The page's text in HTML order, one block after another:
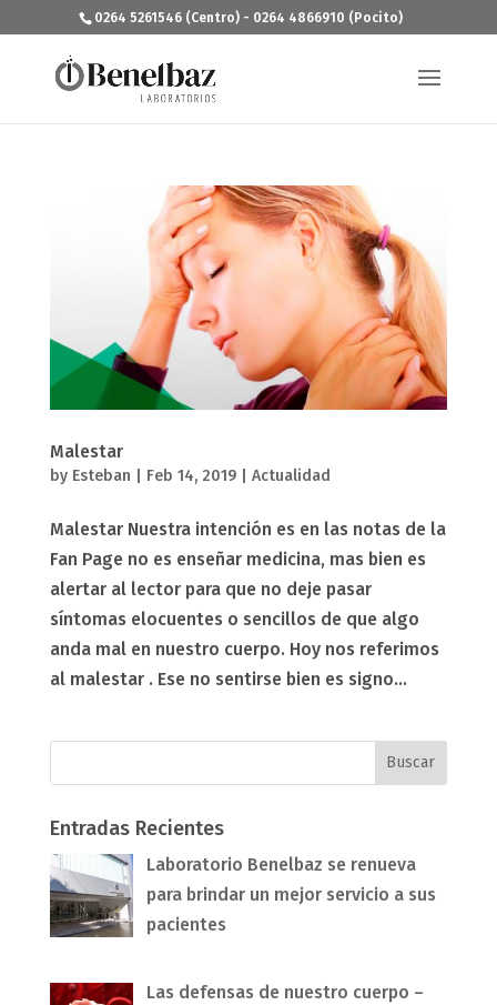
0264 5261546 (Centro) - 0264 4866910 (Pocito)
Malestar
by Esteban Feb 14, 2019| Actualidad
Malestar Nuestra intención es en las notas de la
Fan Page no es enseñar medicina, mas bien es
alertar al lector para que no deje pasar
síntomas elocuentes o sencillos de que algo
anda mal en nuestro cuerpo. Hoy nos referimos
al malestar . Ese no sentirse bien es signo...
Entradas Recientes
Laboratorio Benelbaz se renueva
para brindar un mejor servicio a sus
pacientes
Las defensas de nuestro cuerpo –